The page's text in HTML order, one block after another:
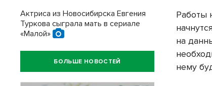
Работы
на
нему
Актриса из Новосибирска Евгения
Туркова сыграла мать в сериале
«Малой»
БОЛЬШЕ НОВОСТЕЙ